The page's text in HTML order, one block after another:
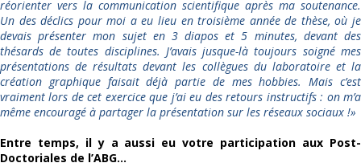
réorienter vers la communication scientifique après ma soutenance.
Un des déclics pour moi a eu lieu en troisième année de thèse, où je
devais présenter mon sujet en 3 diapos et 5 minutes, devant des
thésards de toutes disciplines. J’avais jusque-là toujours soigné mes
présentations de résultats devant les collègues du laboratoire et la
création graphique faisait déjà partie de mes hobbies. Mais c’est
vraiment lors de cet exercice que j’ai eu des retours instructifs : on m’a
même encouragé à partager la présentation sur les réseaux sociaux !»
Entre temps, il y a aussi eu votre participation aux Post-
Doctoriales de l’ABG…